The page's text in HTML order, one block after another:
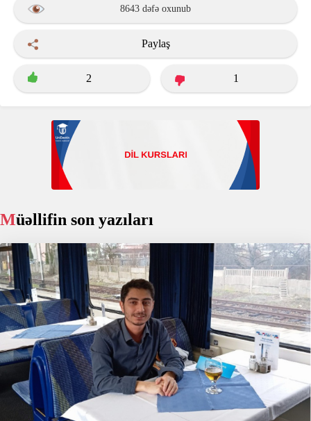
8643 dəfə oxunub
Paylaş
2 1
Müəllifin son yazıları